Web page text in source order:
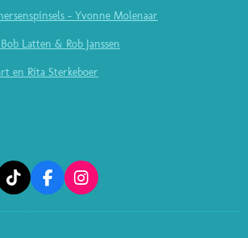
- Yvonne Molenaar
Latten & Rob Janssen
en Rita Sterkeboer
T
I
K
F
A
C
I
N
S